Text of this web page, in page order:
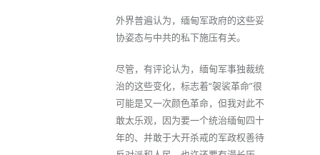
外界普遍认为，缅甸军政府的这些妥
协姿态与中共的私下施压有关。
尽管，有评论认为，缅甸军事独裁统
治的这些变化，标志着“袈裟革命”很
可能是又一次颜色革命，但我对此不
敢太乐观，因为要一个统治缅甸四十
年的、并敢于大开杀戒的军政权善待